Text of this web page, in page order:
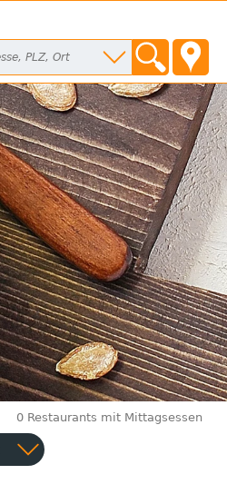
0 Restaurants mit Mittagsessen